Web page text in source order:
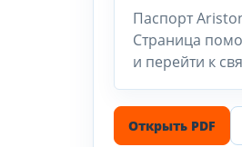
Паспорт
Страница
и перейти к
Открыть PDF